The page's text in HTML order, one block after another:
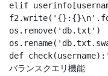
elif
os.remove('db.txt')
def
バランスクエリ機能